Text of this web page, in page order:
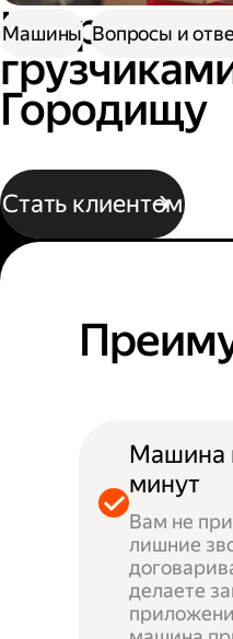
Городищу
Стать клиентом
Машины Вопросы и
Машина
минут
Вам не
лишние
делаете